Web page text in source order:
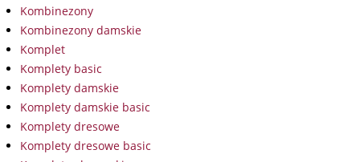
Kombinezony
Kombinezony damskie
Komplet
Komplety basic
Komplety damskie
Komplety damskie basic
Komplety dresowe
Komplety dresowe basic